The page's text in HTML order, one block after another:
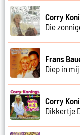
Corry
Die
Frans
Diep in
Corry
Dikkertje